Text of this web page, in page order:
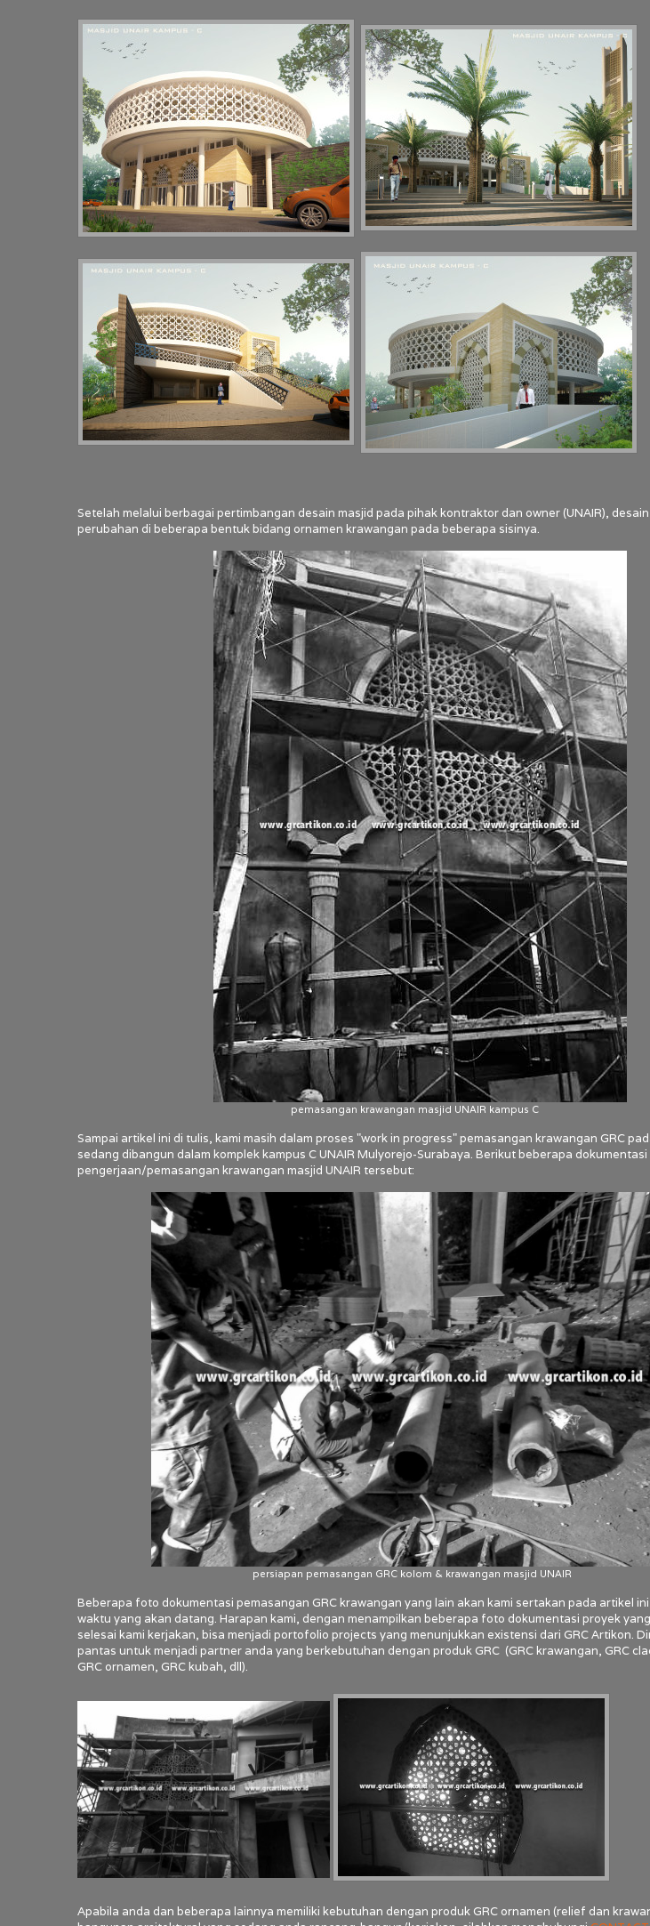
Setelah melalui berbagai pertimbangan desain masjid pada pihak kontraktor dan owner (UNAIR),
perubahan di beberapa bentuk bidang ornamen krawangan pada beberapa sisinya.
pemasangan krawangan masjid UNAIR kampus C
Sampai artikel ini di tulis, kami masih dalam proses "work in progress" pemasangan krawangan GRC
sedang dibangun dalam komplek kampus C UNAIR Mulyorejo-Surabaya. Berikut beberapa
pengerjaan/pemasangan krawangan masjid UNAIR tersebut:
persiapan pemasangan GRC kolom & krawangan masjid UNAIR
Beberapa foto dokumentasi pemasangan GRC krawangan yang lain akan kami sertakan pada artikel
waktu yang akan datang. Harapan kami, dengan menampilkan beberapa foto dokumentasi proyek
selesai kami kerjakan, bisa menjadi portofolio projects yang menunjukkan existensi dari GRC Artikon.
pantas untuk menjadi partner anda yang berkebutuhan dengan produk GRC (GRC krawangan, GRC
GRC ornamen, GRC kubah, dll).
Apabila anda dan beberapa lainnya memiliki kebutuhan dengan produk GRC ornamen (relief dan